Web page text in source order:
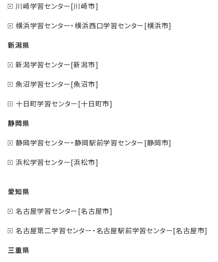
川崎学習センター[川崎市]
横浜学習センター・横浜西口学習センター[横浜市]
新潟県
新潟学習センター[新潟市]
魚沼学習センター[魚沼市]
十日町学習センター[十日町市]
静岡県
静岡学習センター・静岡駅前学習センター[静岡市]
浜松学習センター[浜松市]
愛知県
名古屋学習センター[名古屋市]
名古屋第二学習センター・名古屋駅前学習センター[名古屋市]
三重県